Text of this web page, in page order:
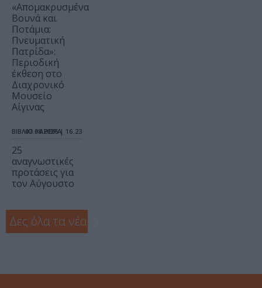
«Απομακρυσμένα
Βουνά και
Ποτάμια:
Πνευματική
Πατρίδα»:
Περιοδική
έκθεση στο
Διαχρονικό
Μουσείο
Αίγινας
ΒΙΒΛΙΟ / ΑΡΘΡΑ
07.08.2026 | 16.23
25
αναγνωστικές
προτάσεις για
τον Αύγουστο
Δες όλα τα νέα